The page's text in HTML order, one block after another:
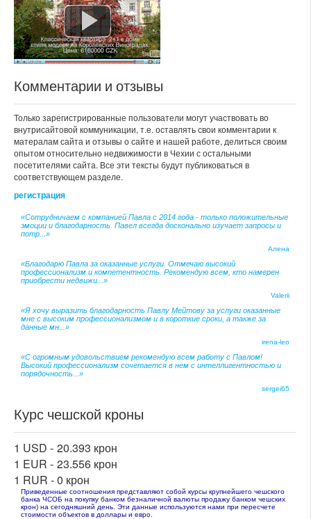
Комментарии и отзывы
Только зарегистрированные пользователи могут участвовать во
внутрисайтовой коммуникации, т.е. оставлять свои комментарии к
матералам сайта и отзывы о сайте и нашей работе, делиться своим
опытом относительно недвижимости в Чехии с остальными
посетителями сайта. Все эти тексты будут публиковаться в
соответствующем разделе.
регистрация
«Сотрудничаем с компанией Павла с 2014 года - только положительные
эмоции и благодарность. Павел всегда досконально изучает запросы и
потр...»
Алена
«Благодарю Павла за оказанные услуги. Отмечаю высокий
профессионализм и компетентность. Рекомендую всем, кто намерен
приобрести недвижи...»
Valerii
«Я хочу выразить благодарность Павлу Мейтову за услуги оказанные
мне с высоким профессионализмом и в короткие сроки, а также за
данные мн...»
irena-leo
«С огромным удовольствием рекомендую всем работу с Павлом!
Высокий профессионализм сочетается в нем с интеллигентностью и
порядочность...»
sergei65
Курс чешской кроны
1 USD - 20.393 крон
1 EUR - 23.556 крон
1 RUR -0 крон
Приведенные соотношения представляют собой курсы крупнейшего чешского
банка ЧСОБ на покупку банком безналичной валюты продажу банком чешских
крон) на сегодняшний день. Эти данные используются нами при пересчете
стоимости объектов в доллары и евро.